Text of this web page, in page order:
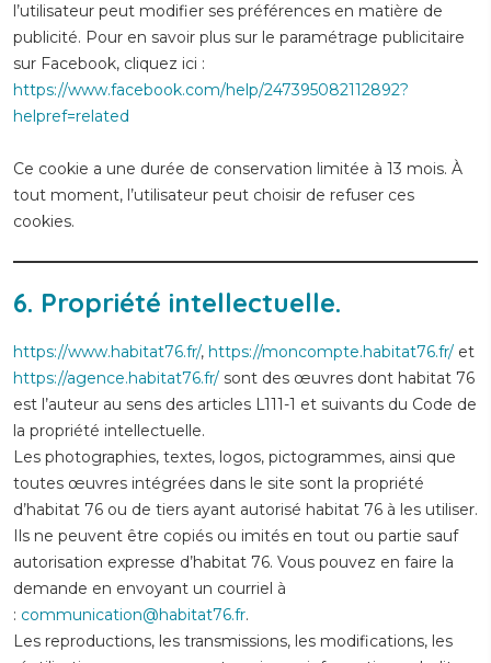
l’utilisateur peut modifier ses préférences en matière de
publicité. Pour en savoir plus sur le paramétrage publicitaire
sur Facebook, cliquez ici :
https://www.facebook.com/help/247395082112892?
helpref=related
Ce cookie a une durée de conservation limitée à 13 mois. À
tout moment, l’utilisateur peut choisir de refuser ces
cookies.
6. Propriété intellectuelle.
https://www.habitat76.fr/, https://moncompte.habitat76.fr/ et
https://agence.habitat76.fr/ sont des œuvres dont habitat 76
est l’auteur au sens des articles L111-1 et suivants du Code de
la propriété intellectuelle.
Les photographies, textes, logos, pictogrammes, ainsi que
toutes œuvres intégrées dans le site sont la propriété
d’habitat 76 ou de tiers ayant autorisé habitat 76 à les utiliser.
Ils ne peuvent être copiés ou imités en tout ou partie sauf
autorisation expresse d’habitat 76. Vous pouvez en faire la
demande en envoyant un courriel à
: communication@habitat76.fr.
Les reproductions, les transmissions, les modifications, les